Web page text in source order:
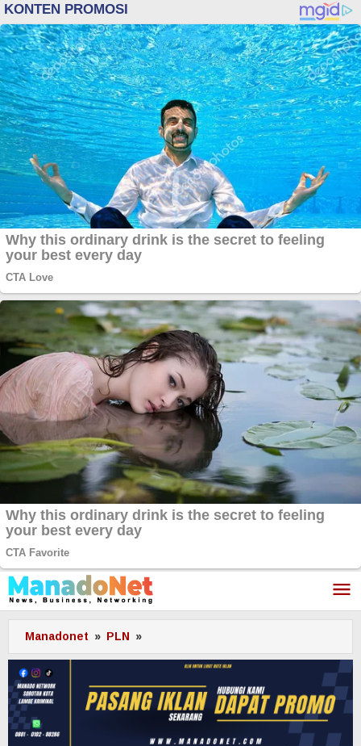
Lewati
ke
konten
Manadonet » PLN »
UP3
Manado
Dukung
Ketahanan
Pangan
Melalui